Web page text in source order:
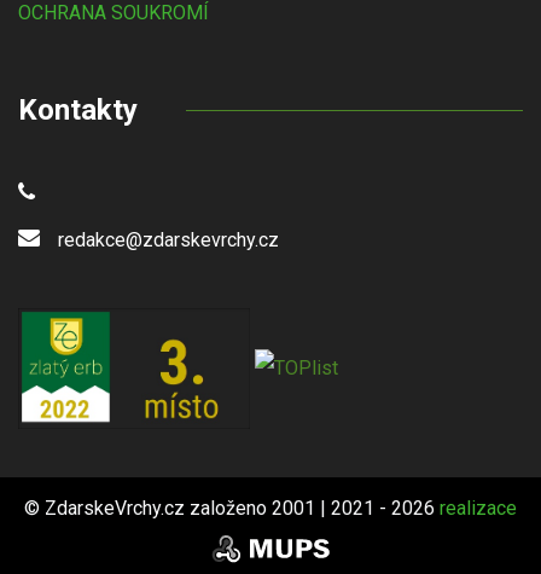
OCHRANA SOUKROMÍ
Kontakty
redakce@zdarskevrchy.cz
© ZdarskeVrchy.cz založeno 2001 | 2021 - 2026 realizace